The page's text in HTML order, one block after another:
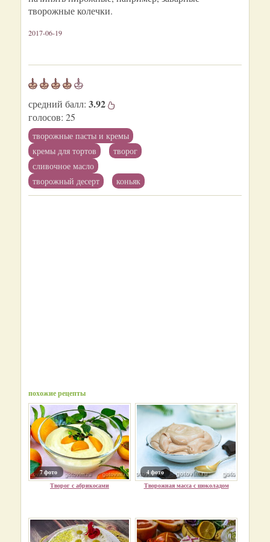
творожные колечки.
2017-06-19
средний балл: 3.92
голосов: 25
творожные пасты и кремы
кремы для тортов
творог
сливочное масло
творожный десерт
коньяк
похожие рецепты
7 фото
Творог с абрикосами
4 фото
Творожная масса с шоколадом